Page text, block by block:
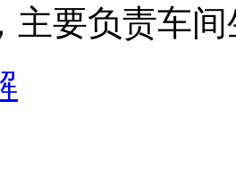
主要负责车